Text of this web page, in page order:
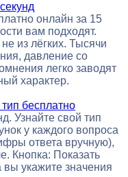
онлайн за 15
вам подходят.
из лёгких. Тысячи
давление со
легко заводят
характер.
бесплатно
Узнайте свой тип
у каждого вопроса
ответа вручную),
Кнопка: Показать
вы укажите значения